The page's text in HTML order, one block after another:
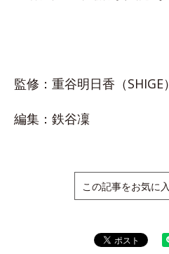
監修：重谷明日香（SHIGE）
編集：鉄谷凜
この記事をお気に